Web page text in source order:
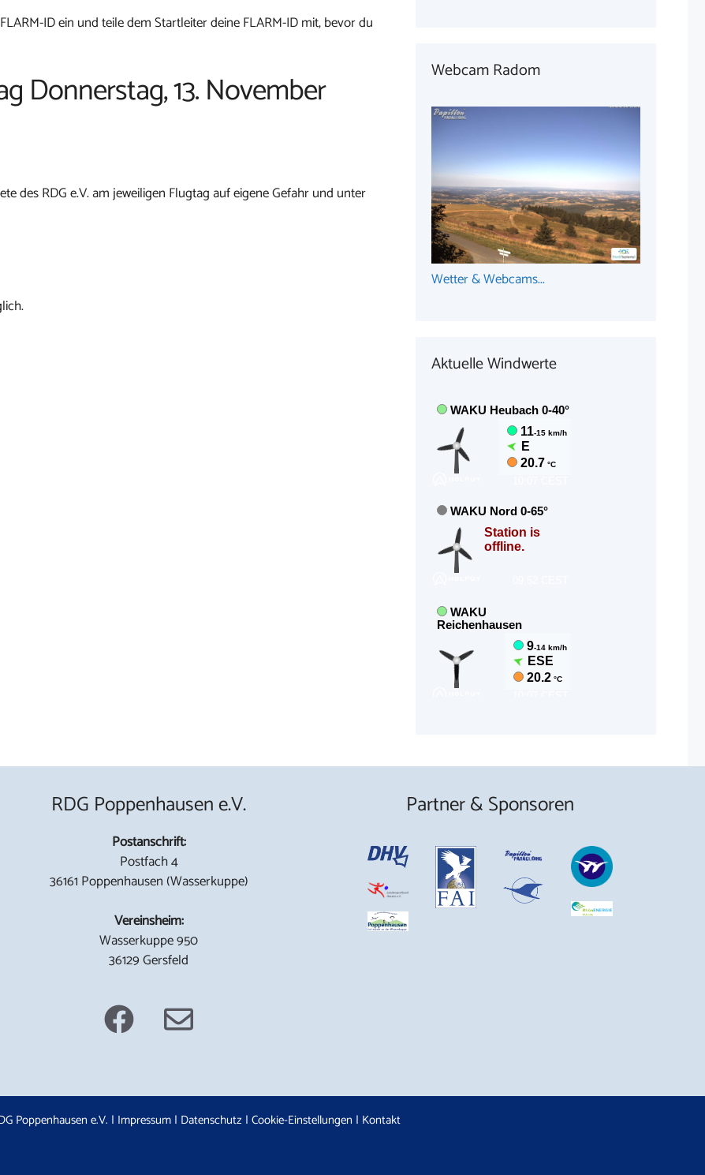
ID ein und teile dem Startleiter deine FLARM-ID mit, bevor du
Donnerstag, 13. November
des RDG e.V. am jeweiligen Flugtag auf eigene Gefahr und unter
Webcam Radom
Wetter & Webcams...
Aktuelle Windwerte
RDG Poppenhausen e.V.
Postanschrift:
Postfach 4
36161 Poppenhausen (Wasserkuppe)
Vereinsheim:
Wasserkuppe 950
36129 Gersfeld
Partner & Sponsoren
Poppenhausen e.V. | Impressum| Datenschutz | Cookie-Einstellungen | Kontakt